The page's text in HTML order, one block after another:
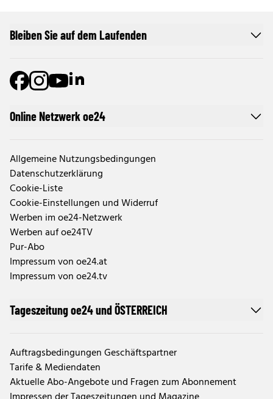
Online Netzwerk oe24
Allgemeine Nutzungsbedingungen
Datenschutzerklärung
Cookie-Liste
Cookie-Einstellungen und Widerruf
Werben im oe24-Netzwerk
Werben auf oe24TV
Pur-Abo
Impressum von oe24.at
Impressum von oe24.tv
Tageszeitung oe24 und ÖSTERREICH
Auftragsbedingungen Geschäftspartner
Tarife & Mediendaten
Aktuelle Abo-Angebote und Fragen zum Abonnement
Bleiben Sie auf dem Laufenden